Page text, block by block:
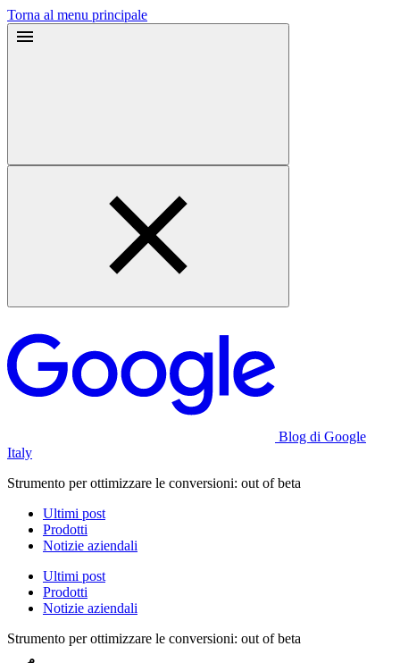
Torna al menu principale
Blog di Google
Italy
Strumento per ottimizzare le conversioni: out of beta
Ultimi post
Prodotti
Notizie aziendali
Ultimi post
Prodotti
Notizie aziendali
Strumento per ottimizzare le conversioni: out of beta